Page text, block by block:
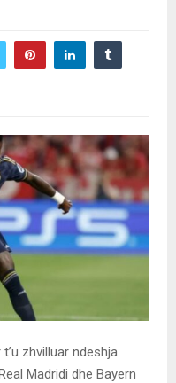
zhvilluar ndeshja
Madridi dhe Bayern